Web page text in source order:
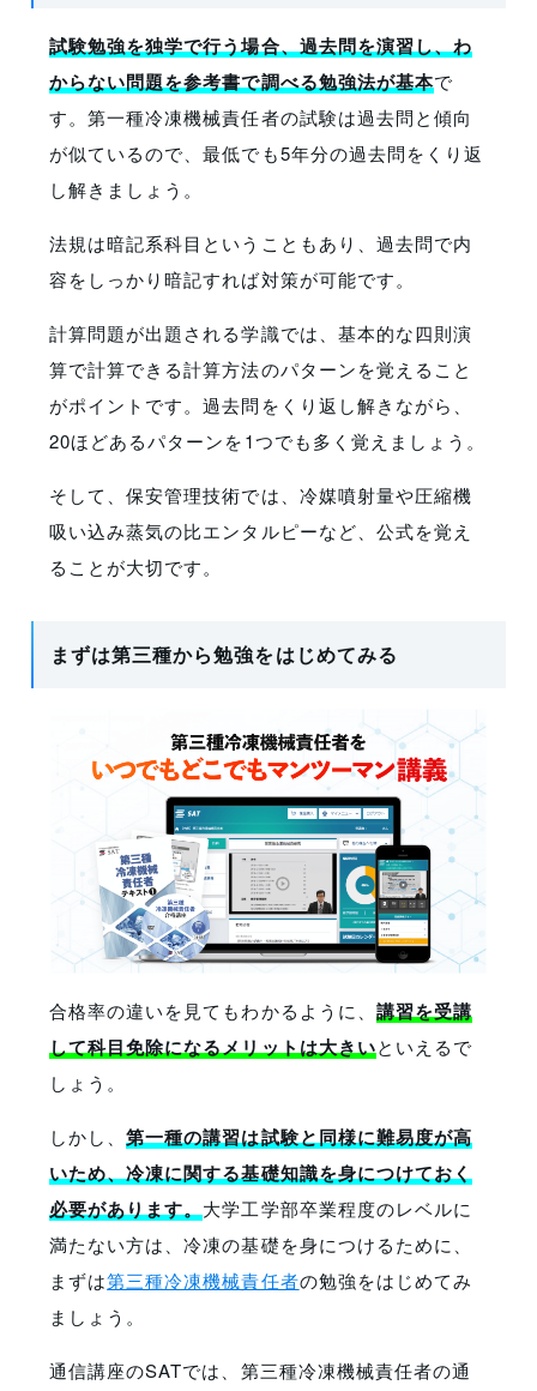
試験勉強を独学で行う場合、過去問を演習し、わ
からない問題を参考書で調べる勉強法が基本で
す。第一種冷凍機械責任者の試験は過去問と傾向
が似ているので、最低でも5年分の過去問をくり返
し解きましょう。
法規は暗記系科目ということもあり、過去問で内
容をしっかり暗記すれば対策が可能です。
計算問題が出題される学識では、基本的な四則演
算で計算できる計算方法のパターンを覚えること
がポイントです。過去問をくり返し解きながら、
20ほどあるパターンを1つでも多く覚えましょう。
そして、保安管理技術では、冷媒噴射量や圧縮機
吸い込み蒸気の比エンタルピーなど、公式を覚え
ることが大切です。
まずは第三種から勉強をはじめてみる
合格率の違いを見てもわかるように、 講習を受講
して科目免除になるメリットは大きいといえるで
しょう。
しかし、第一種の講習は試験と同様に難易度が高
いため、冷凍に関する基礎知識を身につけておく
必要があります。大学工学部卒業程度のレベルに
満たない方は、冷凍の基礎を身につけるために、
まずは第三種冷凍機械責任者の勉強をはじめてみ
ましょう。
通信講座のSATでは、第三種冷凍機械責任者の通